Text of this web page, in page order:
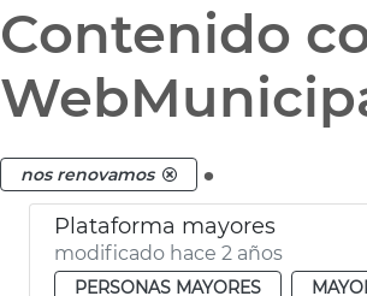
Contenido
nos renovamos .
Plataforma mayores
modificado hace 2 años
PERSONAS MAYORES